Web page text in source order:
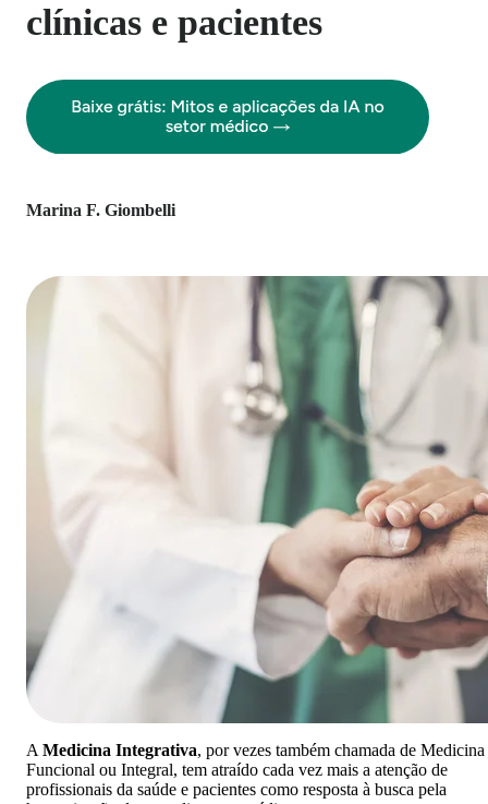
clínicas e pacientes
Marina F. Giombelli
A Medicina Integrativa, por vezes também chamada de Medicina
Funcional ou Integral, tem atraído cada vez mais a atenção de
profissionais da saúde e pacientes como resposta à busca pela